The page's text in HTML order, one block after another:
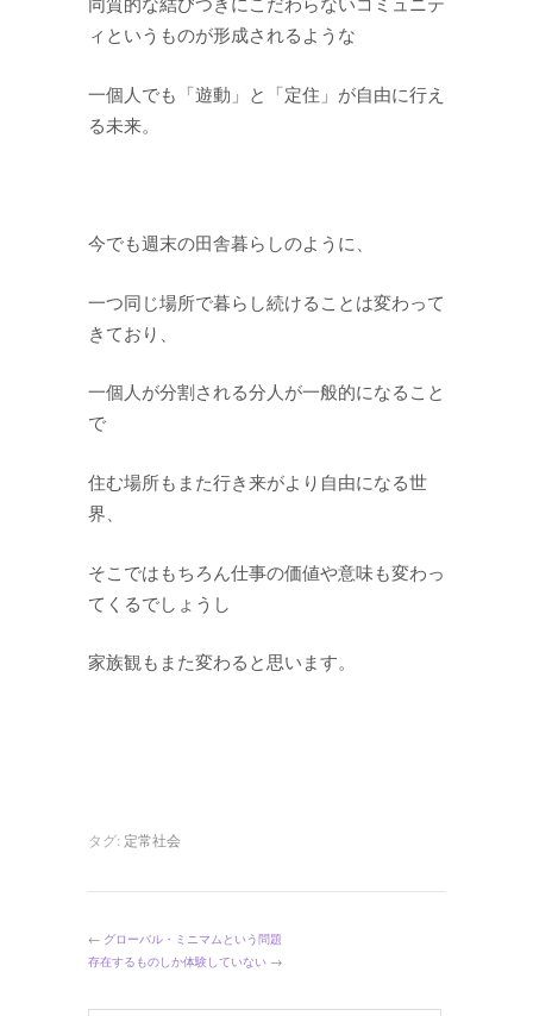
ィというものが形成されるような
一個人でも「遊動」と「定住」が自由に行え
る未来。
今でも週末の田舎暮らしのように、
一つ同じ場所で暮らし続けることは変わって
きており、
一個人が分割される分人が一般的になること
で
住む場所もまた行き来がより自由になる世
界、
そこではもちろん仕事の価値や意味も変わっ
てくるでしょうし
家族観もまた変わると思います。
タグ: 定常社会
← グローバル・ミニマムという問題
存在するものしか体験していない →